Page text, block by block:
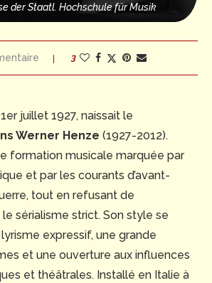
der Staatl. Hochschule für Musik
3
juillet 1927, naissait le
Werner Henze (1927-2012).
formation musicale marquée par
et par les courants d’avant-
tout en refusant de
le sérialisme strict. Son style se
expressif, une grande
et une ouverture aux influences
et théâtrales. Installé en Italie à